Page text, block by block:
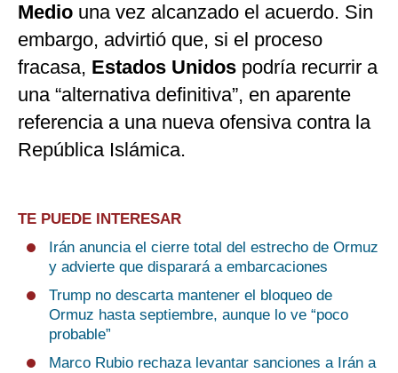
Medio una vez alcanzado el acuerdo. Sin
embargo, advirtió que, si el proceso
fracasa, Estados Unidos podría recurrir a
una “alternativa definitiva”, en aparente
referencia a una nueva ofensiva contra la
República Islámica.
TE PUEDE INTERESAR
Irán anuncia el cierre total del estrecho de Ormuz
y advierte que disparará a embarcaciones
Trump no descarta mantener el bloqueo de
Ormuz hasta septiembre, aunque lo ve “poco
probable”
Marco Rubio rechaza levantar sanciones a Irán a